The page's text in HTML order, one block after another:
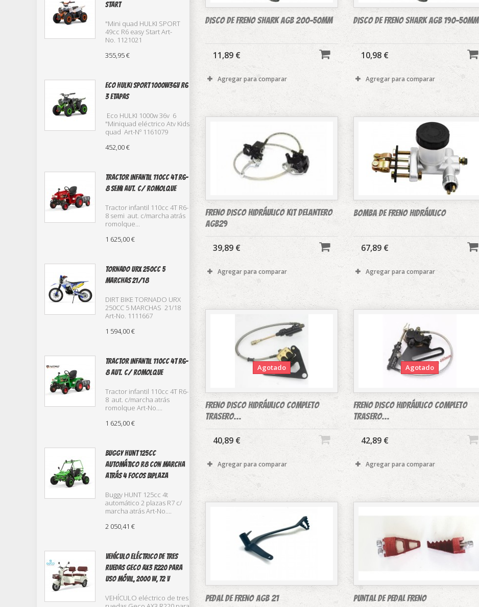
Start
"Mini quad HULKI SPORT
49cc R6 easy Start Art-
No. 1121021
355,95 €
Eco HULKI SPORT 1000w36v R6
3 etapas
Eco HULKI 1000w 36v 6
"Miniquad eléctrico Atv Kids
quad Art-Nº 1161079
452,00 €
TRACTOR infantil 110cc 4T R6-
8 semi aut. c/ romolque
Tractor infantil 110cc 4T R6-
8 semi aut. c/marcha atrás
romolque...
1 625,00 €
TORNADO URX 250CC 5
MARCHAS 21/18
DIRT BIKE TORNADO URX
250CC 5 MARCHAS 21/18
Art-No. 1111667
1 594,00 €
TRACTOR infantil 110cc 4T R6-
8 aut. c/ romolque
Tractor infantil 110cc 4T R6-
8 aut. c/marcha atrás
romolque Art-No....
1 625,00 €
buggy Hunt 125cc
automático R8 con marcha
atrás 4 focos biplaza
Buggy HUNT 125cc 4t
automático 2 plazas R7 c/
marcha atrás Art-No....
2 050,41 €
Vehículo eléctrico de tres
ruedas Geco AX3 R220 para
uso móvil, 2000 W, 72 V
VEHÍCULO eléctrico de tres
DISCO DE FRENO SHARK AGB 200-50MM
11,89 €
Agregar para comparar
DISCO DE FRENO SHARK AGB 190-50MM
10,98 €
Agregar para comparar
FRENO DISCO HIDRÁULICO Kit delantero
AGB29
39,89 €
Agregar para comparar
BOMBA DE FRENO HIDRÁULICO
67,89 €
Agregar para comparar
Agotado
FRENO DISCO HIDRÁULICO COMPLETO
trasero...
40,89 €
Agregar para comparar
Agotado
FRENO DISCO HIDRÁULICO COMPLETO
trasero...
42,89 €
Agregar para comparar
PEDAL DE FRENO AGB 21 PUNTAL DE PEDAL FRENO